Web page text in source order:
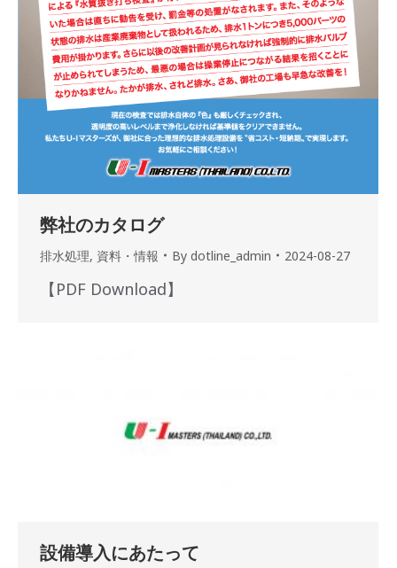
弊社のカタログ
排水処理, 資料・情報 By dotline_admin 2024-08-27
【PDF Download】
設備導入にあたって